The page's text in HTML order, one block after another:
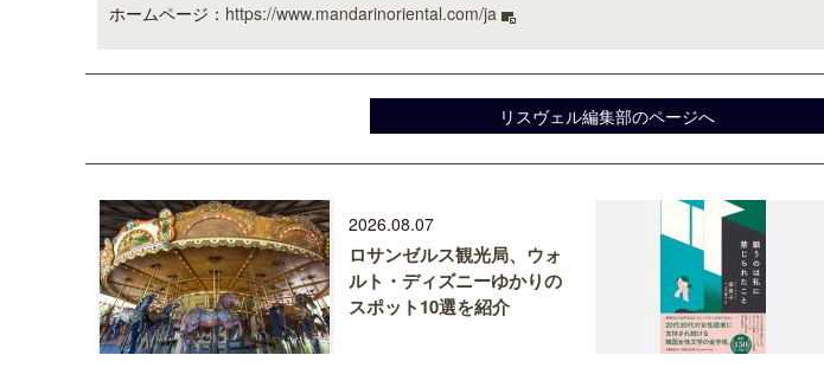
ホームページ： https://www.mandarinoriental.com/ja
リスヴェル編集部のページへ
2026.08.07
ロサンゼルス観光局、ウォ
ルト・ディズニーゆかりの
スポット10選を紹介